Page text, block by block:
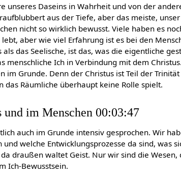
unseres Daseins in Wahrheit und von der
aus der Tiefe, aber das meiste,
nicht so wirklich bewusst. Viele haben es
aber wie viel Erfahrung ist es bei den
das Seelische, ist das, was die eigentliche
menschliche Ich in Verbindung mit dem
im Grunde. Denn der Christus ist Teil der
das Räumliche überhaupt keine Rolle spielt.
im Menschen 00:03:47
auch im Grunde intensiv gesprochen. Wir
welche Entwicklungsprozesse da sind, was
draußen waltet Geist. Nur wir sind die Wesen,
Ich-Bewusstsein.